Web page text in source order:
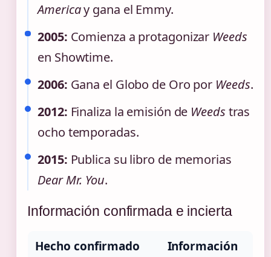
Americay gana el Emmy.
2005: Comienza a protagonizar Weeds
en Showtime.
2006: Gana el Globo de Oro por Weeds.
2012: Finaliza la emisión de Weeds tras
ocho temporadas.
2015: Publica su libro de memorias
Dear Mr. You.
Información confirmada e incierta
Hecho confirmado
Información